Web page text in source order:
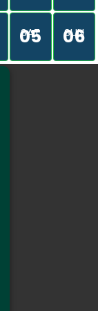
SAT
05 SUN
06